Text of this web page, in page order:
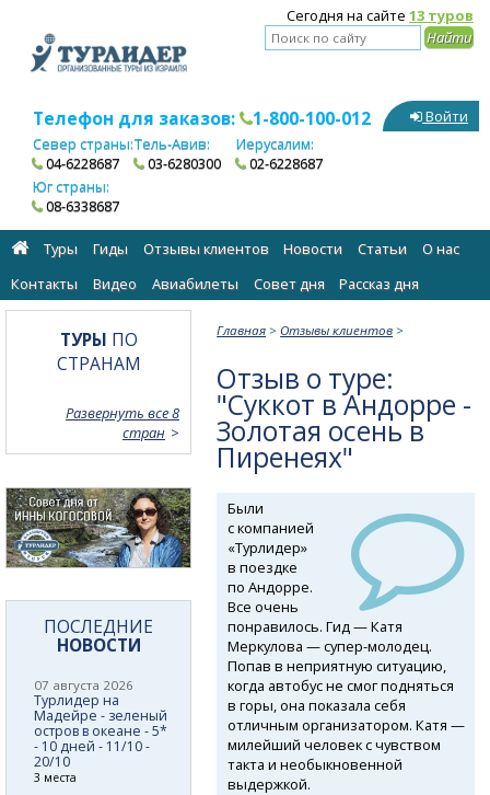
Сегодня на сайте 13 туров
Телефон для заказов: 1-800-100-012
Север страны:
04-6228687
Тель-Авив:
03-6280300
Иерусалим:
02-6228687
Юг страны:
08-6338687
Войти
Туры Гиды Отзывы клиентов Новости Статьи
О нас
Контакты
Видео Авиабилеты Cовет дня Рассказ дня
Главная > Отзывы клиентов >
Отзыв о туре:
"Суккот в Андорре -
Золотая осень в
Пиренеях"
Были
с компанией
«Турлидер»
в поездке
по Андорре.
Все очень
понравилось. Гид — Катя
Меркулова —супер-молодец.
Попав в неприятную ситуацию,
когда автобус не смог подняться
в горы, она показала себя
отличным организатором. Катя —
милейший человек с чувством
такта и необыкновенной
выдержкой.
ТУРЫ ПО
СТРАНАМ
Развернуть все 8
стран
ПОСЛЕДНИЕ
НОВОСТИ
07 августа 2026
Турлидер на
Мадейре - зеленый
остров в океане - 5*
- 10 дней - 11/10 -
20/10
3 места